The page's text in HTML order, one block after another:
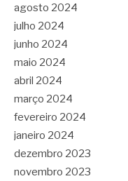
agosto 2024
julho 2024
junho 2024
maio 2024
abril 2024
março 2024
fevereiro 2024
janeiro 2024
dezembro 2023
novembro 2023